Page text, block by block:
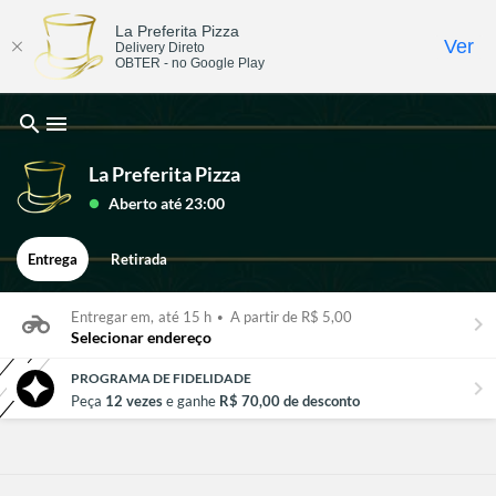
searchmenu
La Preferita Pizza
lens Aberto até 23:00
Entrega Retirada
Entregar em, até 15 h • A partir de R$ 5,00
Selecionar endereço keyboard_arrow_right
PROGRAMA DE FIDELIDADE
Peça 12 vezese ganhe R$ 70,00 de desconto chevron_right
La Preferita Pizza
Delivery Direto
OBTER - no Google Play
Ver